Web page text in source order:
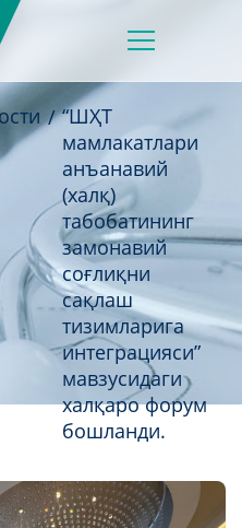
“ШҲТ
мамлакатлари
анъанавий
(халқ)
табобатининг
замонавий
соғлиқни
сақлаш
тизимларига
интеграцияси”
мавзусидаги
халқаро форум
бошланди.